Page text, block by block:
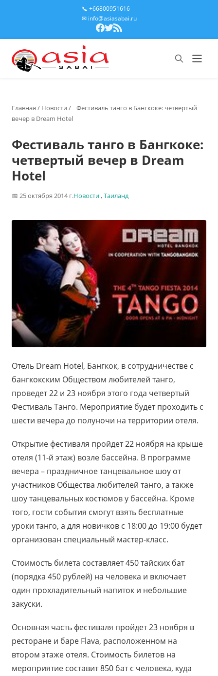
📞 +66800951616
✉ info@asiasabai.ru
Главная / Новости /
Фестиваль танго в Бангкоке: четвертый
вечер в Dream Hotel
Фестиваль танго в Бангкоке:
четвертый вечер в Dream
Hotel
25 октября 2014 г.Новости,Таиланд
Отель Dream Hotel, Бангкок, в сотрудничестве с
бангкокским Обществом любителей танго,
проведет 22 и 23 ноября этого года четвертый
Фестиваль Танго. Мероприятие будет проходить с
шести вечера до полуночи на территории отеля.
Открытие фестиваля пройдет 22 ноября на крыше
отеля (11-й этаж) возле бассейна. В программе
вечера – праздничное танцевальное шоу от
участников Общества любителей танго, а также
шоу танцевальных костюмов у бассейна. Кроме
того, гости события смогут взять бесплатные
уроки танго, а для новичков с 18:00 до 19:00 будет
организован специальный мастер-класс.
Стоимость билета составляет 450 тайских бат
(порядка 450 рублей) на человека и включает
один прохладительный напиток и небольшие
закуски.
Основная часть фестиваля пройдет 23 ноября в
ресторане и баре Flava, расположенном на
втором этаже отеля. Стоимость билетов на
мероприятие составит 850 бат с человека, куда